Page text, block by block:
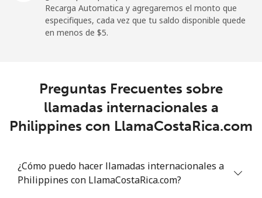
⁦6.9¢⁩ 72 min por ⁦$5⁩ ⁦7¢⁩
Peru
Celular ⁦1.5¢⁩ 333 min por ⁦$5⁩
Philippines
Celular ⁦13.5¢⁩ 37 min por ⁦$5⁩
Recarga Automatica y agregaremos el monto que
especifiques, cada vez que tu saldo disponible quede
en menos de ⁦$5⁩.
Preguntas Frecuentes sobre
llamadas internacionales a
Philippines con LlamaCostaRica.com
¿Cómo puedo hacer llamadas internacionales a
Philippines con LlamaCostaRica.com?